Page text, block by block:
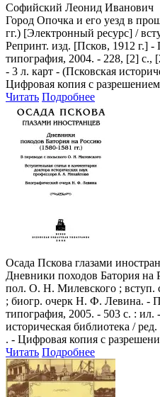
Софийский Леонид Иванович
Город Опочка и его уезд в
гг.) [Электронный ресурс] /
Репринт. изд. [Псков, 1912 г.] -
типография, 2004. - 228, [2] с.,
- 3 л. карт - (Псковская
Цифровая копия с
Читать Подробнее
Осада Пскова глазами
Дневники походов Батория на
пол. О. Н. Милевского ;
; биогр. очерк Н. Ф. Левина. -
типография, 2005. - 503 с. : ил.
историческая библиотека /
. - Цифровая копия с
Читать Подробнее